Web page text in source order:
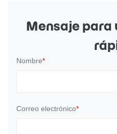
Mensaje para
Nombre*
Correo electrónico*